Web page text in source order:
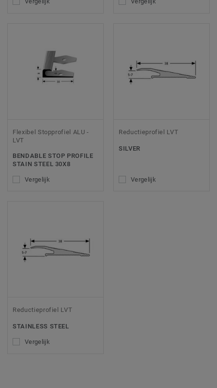
Flexibel Stopprofiel ALU -
LVT
BENDABLE STOP PROFILE
STAIN STEEL 30X8
Vergelijk
Reductieprofiel LVT
SILVER
Vergelijk
Reductieprofiel LVT
STAINLESS STEEL
Vergelijk